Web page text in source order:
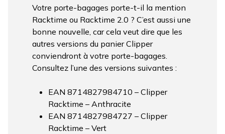
Votre porte-bagages porte-t-il la mention
Racktime ou Racktime 2.0 ? C’est aussi une
bonne nouvelle, car cela veut dire que les
autres versions du panier Clipper
conviendront à votre porte-bagages.
Consultez l’une des versions suivantes :
EAN 8714827984710 – Clipper
Racktime – Anthracite
EAN 8714827984727 – Clipper
Racktime – Vert